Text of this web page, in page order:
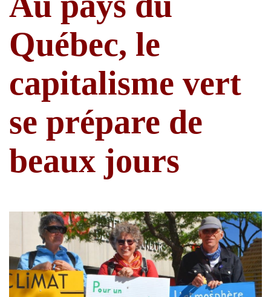
Québec, le
capitalisme vert
se prépare de
beaux jours